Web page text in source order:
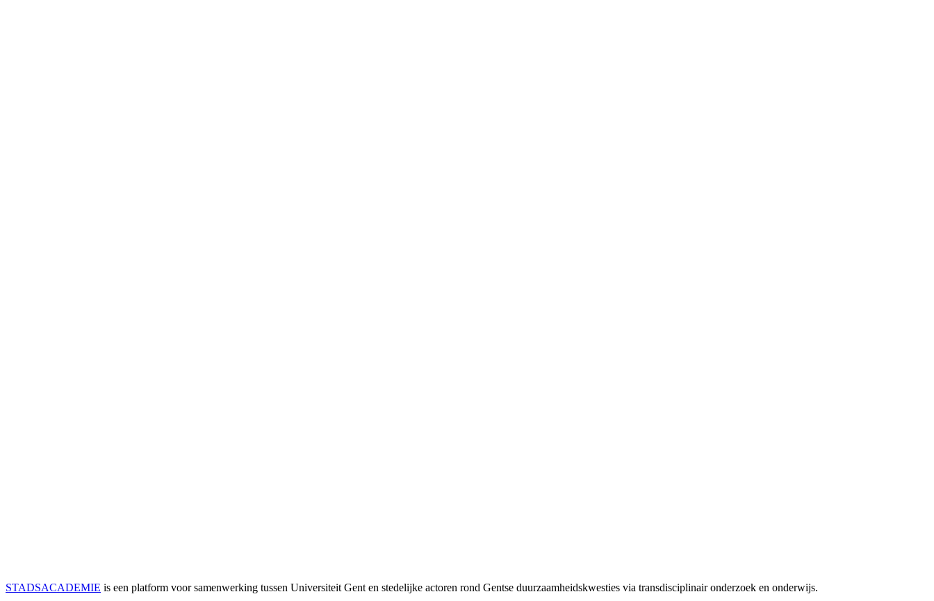
STADSACADEMIE is een platform voor samenwerking tussen Universiteit Gent en stedelijke actoren rond Gentse duurzaamheids­kwesties via transdisciplinair onderzoek en onderwijs.